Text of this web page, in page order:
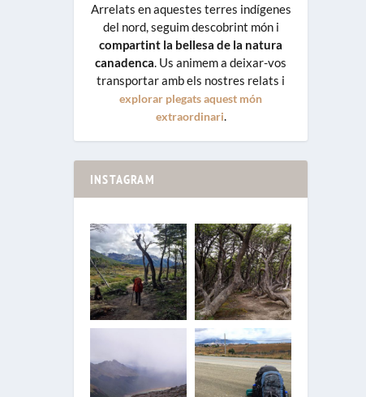
Arrelats en aquestes terres indígenes
del nord, seguim descobrint món i
compartint la bellesa de la natura
canadenca. Us animem a deixar-vos
transportar amb els nostres relats i
explorar plegats aquest món
extraordinari.
INSTAGRAM